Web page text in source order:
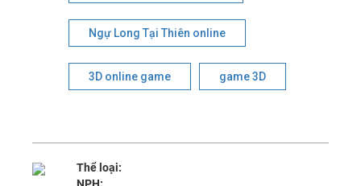
Ngự Long Tại Thiên online
3D online game game 3D
Thể loại: